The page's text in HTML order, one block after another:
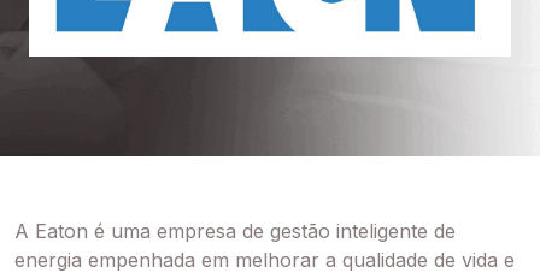
A Eaton é uma empresa de gestão inteligente de
energia empenhada em melhorar a qualidade de vida e